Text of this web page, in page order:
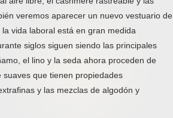
veremos aparecer un nuevo vestuario de
vida laboral está en gran medida
siglos siguen siendo las principales
el lino y la seda ahora proceden de
que tienen propiedades
y las mezclas de algodón y